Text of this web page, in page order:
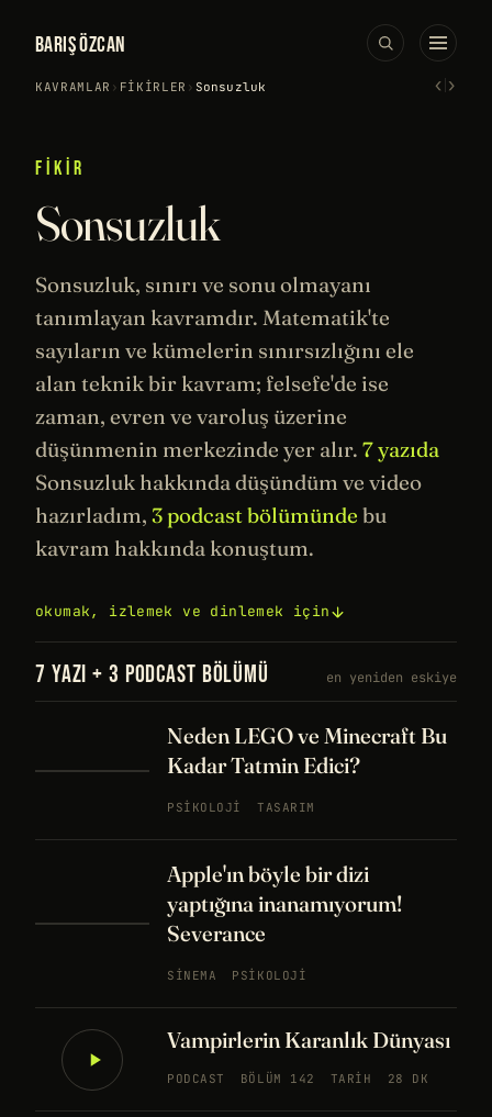
BARIŞ ÖZCAN
KAVRAMLAR › FIKIRLER › Sonsuzluk ‹›
FIKIR
Sonsuzluk
Sonsuzluk, sınırı ve sonu olmayanı
tanımlayan kavramdır. Matematik'te
sayıların ve kümelerin sınırsızlığını ele
alan teknik bir kavram; felsefe'de ise
zaman, evren ve varoluş üzerine
düşünmenin merkezinde yer alır. 7 yazıda
Sonsuzluk hakkında düşündüm ve video
hazırladım, 3 podcast bölümünde bu
kavram hakkında konuştum.
okumak, izlemek ve dinlemek için
7 YAZI + 3 PODCAST BÖLÜMÜ en yeniden eskiye
Neden LEGO ve Minecraft Bu
Kadar Tatmin Edici?
PSIKOLOJI TASARIM
Apple'ın böyle bir dizi
yaptığına inanamıyorum!
Severance
SINEMA PSIKOLOJI
Vampirlerin Karanlık Dünyası
PODCAST BÖLÜM 142 TARIH 28 DK